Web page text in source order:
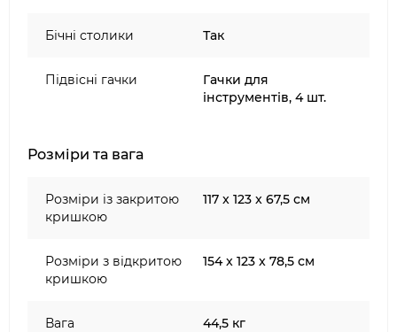
Бічні столики Так
Підвісні гачки
Гачки для
інструментів, 4 шт.
Розміри та вага
Розміри із закритою
кришкою
117 x 123 x 67,5 см
Розміри з відкритою
кришкою
154 x 123 x 78,5 см
Вага 44,5 кг